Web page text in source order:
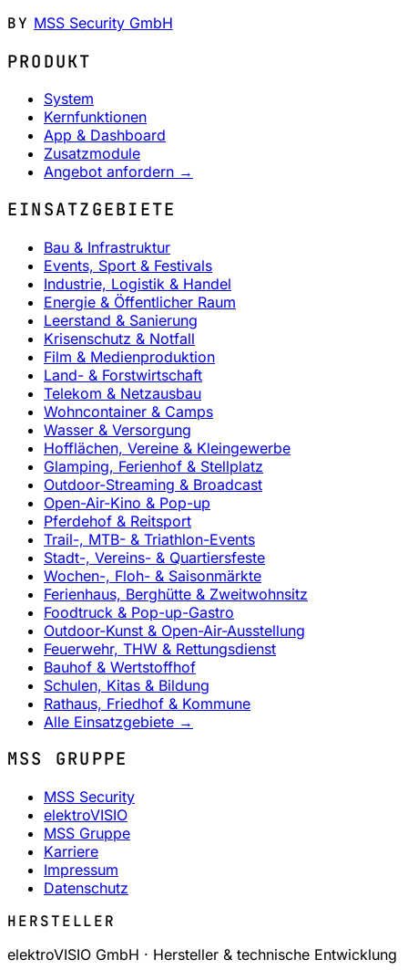
BY MSS Security GmbH
PRODUKT
System
Kernfunktionen
App & Dashboard
Zusatzmodule
Angebot anfordern →
EINSATZGEBIETE
Bau & Infrastruktur
Events, Sport & Festivals
Industrie, Logistik & Handel
Energie & Öffentlicher Raum
Leerstand & Sanierung
Krisenschutz & Notfall
Film & Medienproduktion
Land- & Forstwirtschaft
Telekom & Netzausbau
Wohncontainer & Camps
Wasser & Versorgung
Hofflächen, Vereine & Kleingewerbe
Glamping, Ferienhof & Stellplatz
Outdoor-Streaming & Broadcast
Open-Air-Kino & Pop-up
Pferdehof & Reitsport
Trail-, MTB- & Triathlon-Events
Stadt-, Vereins- & Quartiersfeste
Wochen-, Floh- & Saisonmärkte
Ferienhaus, Berghütte & Zweitwohnsitz
Foodtruck & Pop-up-Gastro
Outdoor-Kunst & Open-Air-Ausstellung
Feuerwehr, THW & Rettungsdienst
Bauhof & Wertstoffhof
Schulen, Kitas & Bildung
Rathaus, Friedhof & Kommune
Alle Einsatzgebiete →
MSS GRUPPE
MSS Security
elektroVISIO
MSS Gruppe
Karriere
Impressum
Datenschutz
HERSTELLER
elektroVISIO GmbH · Hersteller & technische Entwicklung